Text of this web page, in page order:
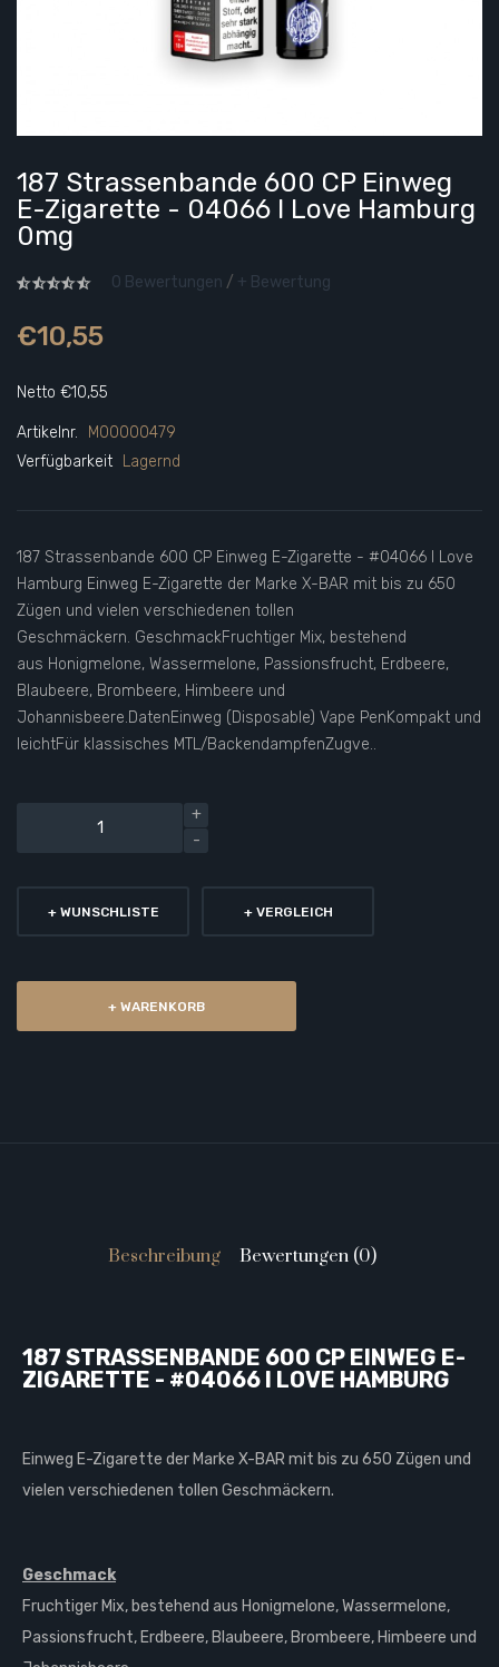
187 Strassenbande 600 CP Einweg
E-Zigarette - 04066 I Love Hamburg
0mg
0 Bewertungen / + Bewertung
€10,55
Netto €10,55
Artikelnr.
M00000479
Verfügbarkeit
Lagernd
187 Strassenbande 600 CP Einweg E-Zigarette - #04066 I Love
Hamburg Einweg E-Zigarette der Marke X-BAR mit bis zu 650
Zügen und vielen verschiedenen tollen
Geschmäckern. GeschmackFruchtiger Mix, bestehend
aus Honigmelone, Wassermelone, Passionsfrucht, Erdbeere,
Blaubeere, Brombeere, Himbeere und
Johannisbeere.DatenEinweg (Disposable) Vape PenKompakt und
leichtFür klassisches MTL/BackendampfenZugve..
+ WUNSCHLISTE + VERGLEICH
+ WARENKORB
Beschreibung Bewertungen (0)
187 STRASSENBANDE 600 CP EINWEG E-
ZIGARETTE - #04066 I LOVE HAMBURG
Einweg E-Zigarette der Marke X-BAR mit bis zu 650 Zügen und
vielen verschiedenen tollen Geschmäckern.
Geschmack
Fruchtiger Mix, bestehend aus Honigmelone, Wassermelone,
Passionsfrucht, Erdbeere, Blaubeere, Brombeere, Himbeere und